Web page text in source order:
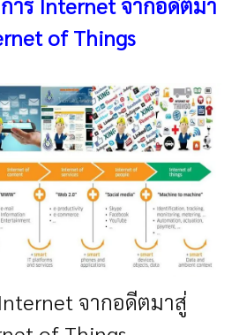
of Things
จากอดีตมาสู่